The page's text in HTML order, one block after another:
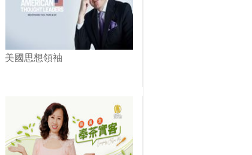
美國思想領袖